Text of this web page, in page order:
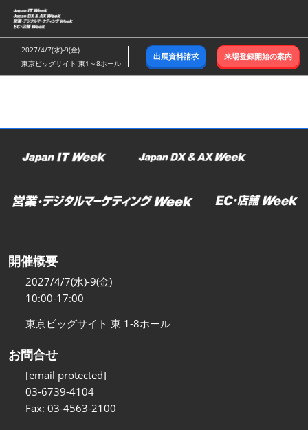
ス
キ
ッ
し
む
2027/4/7(水)-9(金)
東京ビッグサイト 東1～8ホール
出展資料請求 来場登録開始の案内
開催概要
2027/4/7(水)-9(金)
10:00-17:00
東京ビッグサイト 東 1-8ホール
お問合せ
[email protected]
03-6739-4104
Fax: 03-4563-2100